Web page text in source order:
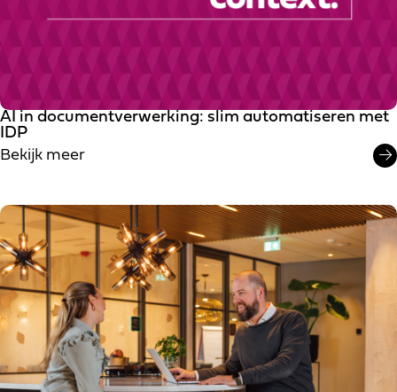
AI in documentverwerking: slim automatiseren met
IDP
Bekijk meer